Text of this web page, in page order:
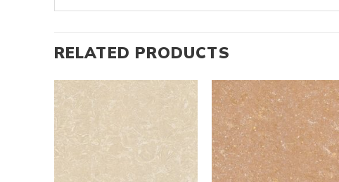
RELATED PRODUCTS